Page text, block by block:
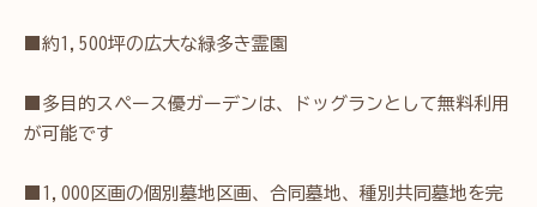
■約1,500坪の広大な緑多き霊園
■多目的スペース優ガーデンは、ドッグランとして無料利用
が可能です
■1,000区画の個別墓地区画、合同墓地、種別共同墓地を完